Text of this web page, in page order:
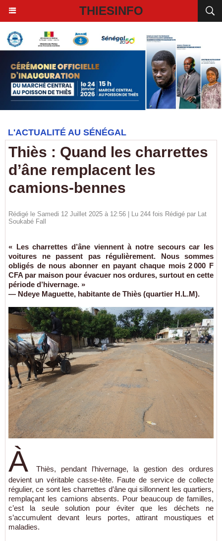
THIESINFO
L'ACTUALITÉ AU SÉNÉGAL
Thiès : Quand les charrettes
d’âne remplacent les
camions-bennes
Rédigé le Samedi 12 Juillet 2025 à 12:56 | Lu 244 fois Rédigé par Lat
Soukabé Fall
« Les charrettes d’âne viennent à notre secours car les
voitures ne passent pas régulièrement. Nous sommes
obligés de nous abonner en payant chaque mois 2 000 F
CFA par maison pour évacuer nos ordures, surtout en cette
période d’hivernage. »
— Ndeye Maguette, habitante de Thiès (quartier H.L.M).
À
Thiès, pendant l’hivernage, la gestion des ordures
devient un véritable casse-tête. Faute de service de collecte
régulier, ce sont les charrettes d’âne qui sillonnent les quartiers,
remplaçant les camions absents. Pour beaucoup de familles,
c’est la seule solution pour éviter que les déchets ne
s’accumulent devant leurs portes, attirant moustiques et
maladies.